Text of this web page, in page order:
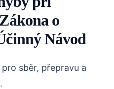
o
Návod
sběr, přepravu a